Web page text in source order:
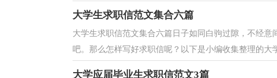
大学生求职信范文集合六篇
大学生求职信范文集合六篇日子如同白驹过隙，不经
吧。那么怎样写好求职信呢？以下是小编收集整理的大
大学应届毕业生求职信范文3篇